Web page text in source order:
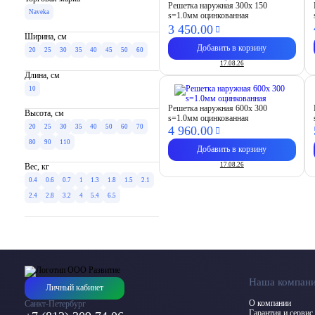
Naveka
Ширина, см
20 25 30 35 40 45 50 60
Длина, см
10
Высота, см
20 25 30 35 40 50 60 70
80 90 110
Вес, кг
0.4 0.6 0.7 1 1.3 1.8 1.5 2.1
2.4 2.8 3.2 4 5.4 6.5
Решетка наружная 300х 150
s=1.0мм оцинкованная
3 450.00
Добавить в корзину
17.08.26
Решетка наружная 600х 300
s=1.0мм оцинкованная
4 960.00
Добавить в корзину
17.08.26
Личный кабинет
Санкт-Петербург
Наша
О компании
Гарантия и сервис